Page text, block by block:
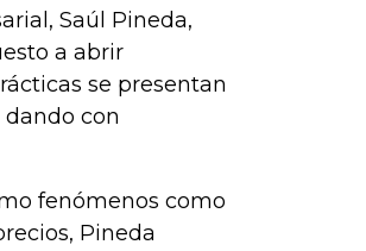
Saúl Pineda,
a abrir
se presentan
con
fenómenos como
Pineda